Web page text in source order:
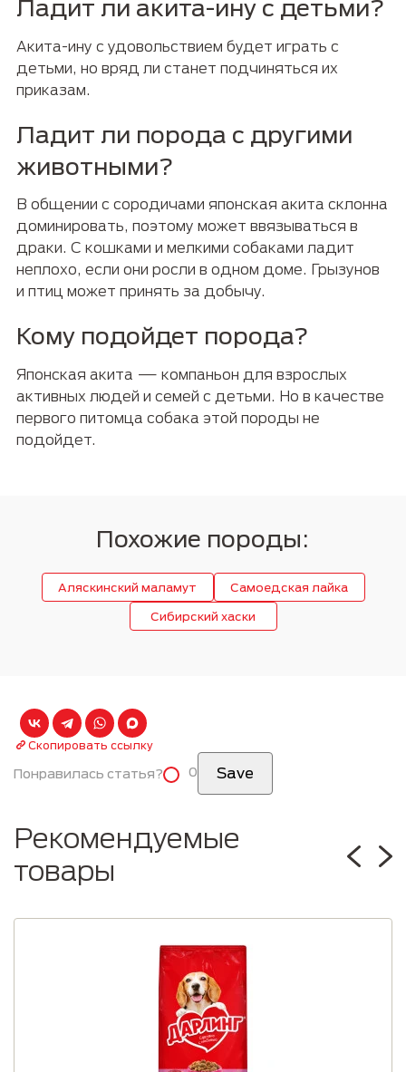
Ладит ли акита-ину с детьми?
Акита-ину с удовольствием будет играть с
детьми, но вряд ли станет подчиняться их
приказам.
Ладит ли порода с другими
животными?
В общении с сородичами японская акита склонна
доминировать, поэтому может ввязываться в
драки. С кошками и мелкими собаками ладит
неплохо, если они росли в одном доме. Грызунов
и птиц может принять за добычу.
Кому подойдет порода?
Японская акита — компаньон для взрослых
активных людей и семей с детьми. Но в качестве
первого питомца собака этой породы не
подойдет.
Похожие породы:
Аляскинский маламут
Самоедская лайка
Сибирский хаски
Скопировать ссылку
Понравилась статья? 0
Рекомендуемые
товары